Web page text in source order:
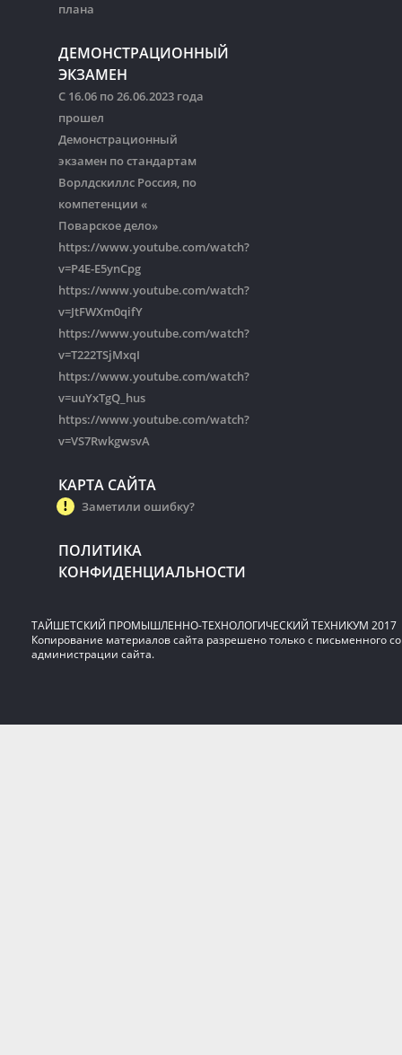
плана
ДЕМОНСТРАЦИОННЫЙ
ЭКЗАМЕН
С 16.06 по 26.06.2023 года
прошел
Демонстрационный
экзамен по стандартам
Ворлдскиллс Россия, по
компетенции «
Поварское дело»
https://www.youtube.com/watch?
v=P4E-E5ynCpg
https://www.youtube.com/watch?
v=JtFWXm0qifY
https://www.youtube.com/watch?
v=T222TSjMxqI
https://www.youtube.com/watch?
v=uuYxTgQ_hus
https://www.youtube.com/watch?
v=VS7RwkgwsvA
КАРТА САЙТА
Заметили ошибку?
ПОЛИТИКА
КОНФИДЕНЦИАЛЬНОСТИ
ТАЙШЕТСКИЙ ПРОМЫШЛЕННО-ТЕХНОЛОГИЧЕСКИЙ ТЕХНИКУМ 2017
Копирование материалов сайта разрешено только с письменного
администрации сайта.